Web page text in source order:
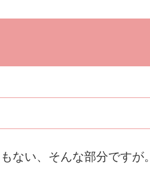
ない、そんな部分ですが。